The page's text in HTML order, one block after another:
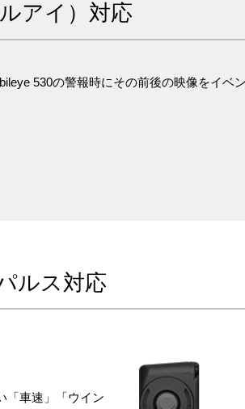
アイ）対応
530の警報時にその前後の映像をイベ
ルス対応
「車速」「ウイン